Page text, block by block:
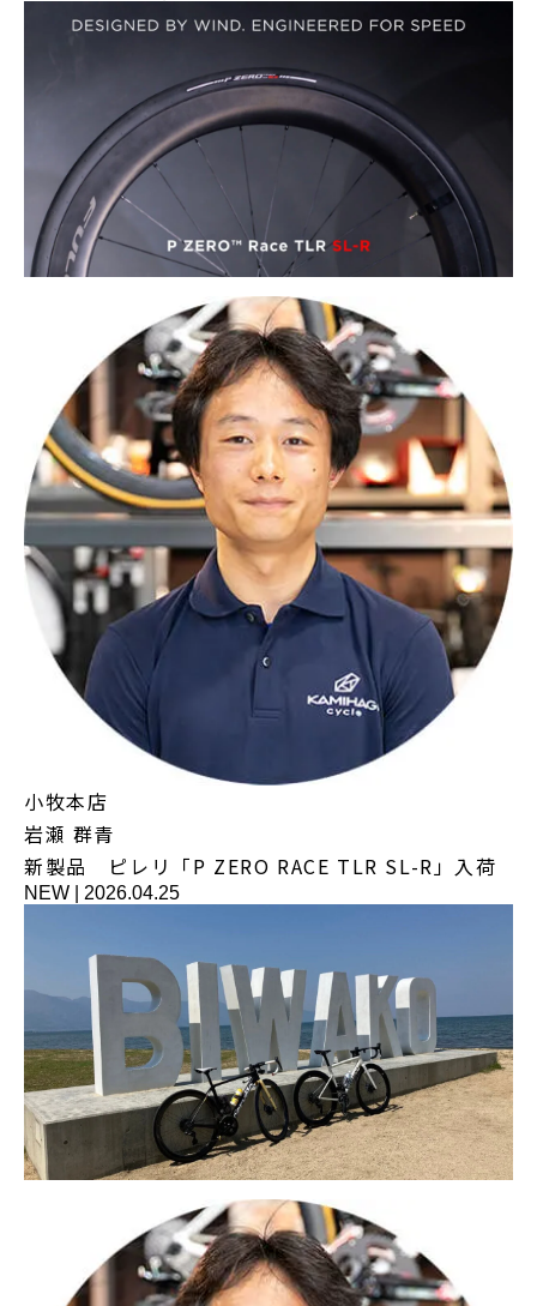
小牧本店
岩瀬 群青
新製品 ピレリ「P ZERO RACE TLR SL-R」入荷
NEW 2026.04.25